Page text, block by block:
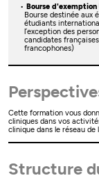
Bourse d'exemption
Bourse destinée aux
étudiants
l’exception des
candidates
francophones)
Cette formation vous
cliniques dans vos
clinique dans le réseau
Structure